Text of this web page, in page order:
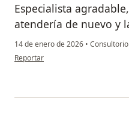
Especialista
atendería de nuevo y
14 de enero de 2026 •
en opinión del usuario M Paz Muñoz
Reportar